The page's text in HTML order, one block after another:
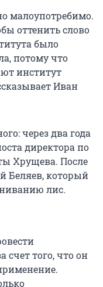
малоупотребимо.
оттенить слово
было
потому что
институт
Иван
через два года
директора по
Хрущева. После
Беляев, который
лис.
счет того, что он